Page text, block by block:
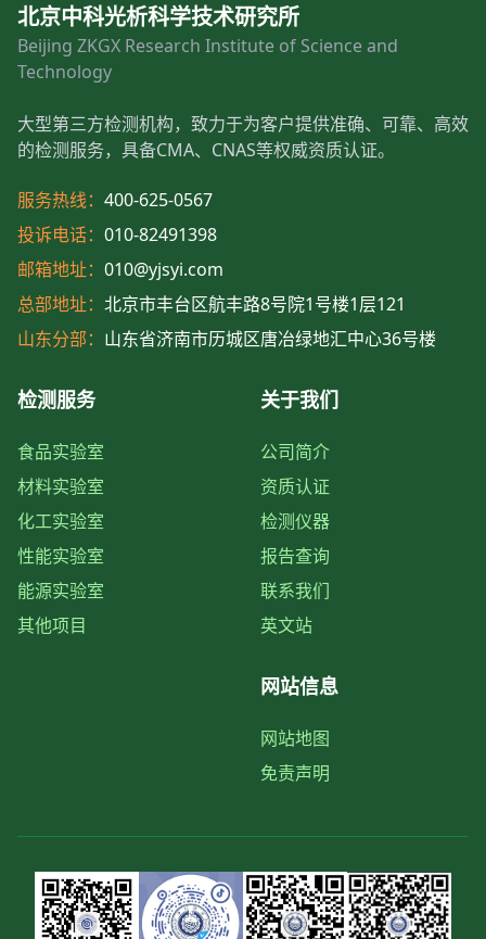
北京中科光析科学技术研究所
Beijing ZKGX Research Institute of Science and
Technology
大型第三方检测机构，致力于为客户提供准确、可靠、高效
的检测服务，具备CMA、CNAS等权威资质认证。
服务热线： 400-625-0567
投诉电话： 010-82491398
邮箱地址： 010@yjsyi.com
总部地址： 北京市丰台区航丰路8号院1号楼1层121
山东分部： 山东省济南市历城区唐冶绿地汇中心36号楼
检测服务
食品实验室
材料实验室
化工实验室
性能实验室
能源实验室
其他项目
关于我们
公司简介
资质认证
检测仪器
报告查询
联系我们
英文站
网站信息
网站地图
免责声明